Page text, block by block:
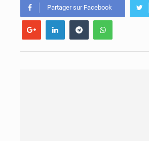
Partager sur Facebook